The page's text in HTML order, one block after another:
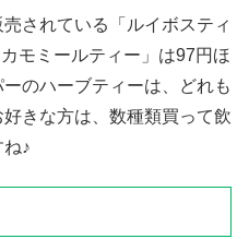
されている「ルイボスティ
モミールティー」は97円ほ
のハーブティーは、どれも
きな方は、数種類買って飲
♪